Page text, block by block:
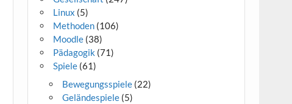
Linux (5)
Methoden (106)
Moodle (38)
Pädagogik (71)
Spiele (61)
Bewegungsspiele (22)
Geländespiele (5)